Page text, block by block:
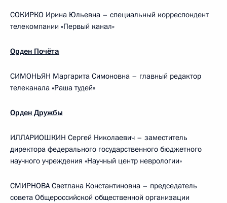
СОКИРКО Ирина Юльевна – специальный корреспондент
телекомпании «Первый канал»
Орден Почёта
СИМОНЬЯН Маргарита Симоновна – главный редактор
телеканала «Раша тудей»
Орден Дружбы
ИЛЛАРИОШКИН Сергей Николаевич – заместитель
директора федерального государственного бюджетного
научного учреждения «Научный центр неврологии»
СМИРНОВА Светлана Константиновна – председатель
совета Общероссийской общественной организации